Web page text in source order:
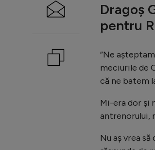
Dragoș
pentru
”Ne
meciurile de
că ne batem
Mi-era dor și
antrenorului,
Nu aș vrea